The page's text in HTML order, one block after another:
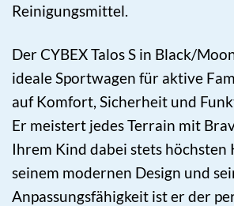
Reinigungsmittel.
Der CYBEX Talos S in Black/
ideale Sportwagen für aktive
auf Komfort, Sicherheit und
Er meistert jedes Terrain mit
Ihrem Kind dabei stets
seinem modernen Design und
Anpassungsfähigkeit ist er der